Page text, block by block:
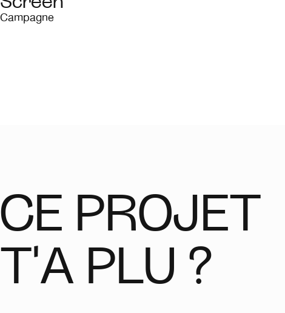
Campagne
CE PROJET
T'A PLU ?